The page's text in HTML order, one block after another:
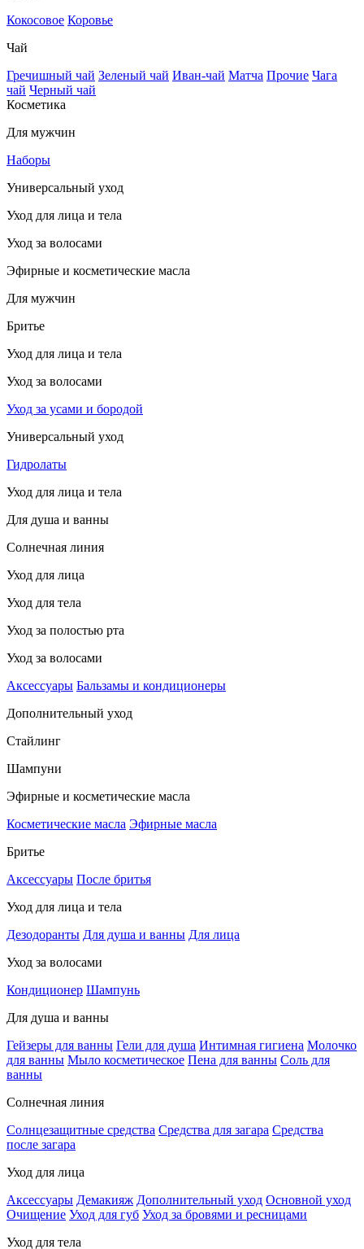
Кокосовое Коровье
Чай
Гречишный чай Зеленый чай Иван-чай Матча Прочие Чага
чай Черный чай
Косметика
Для мужчин
Наборы
Универсальный уход
Уход для лица и тела
Уход за волосами
Эфирные и косметические масла
Для мужчин
Бритье
Уход для лица и тела
Уход за волосами
Уход за усами и бородой
Универсальный уход
Гидролаты
Уход для лица и тела
Для душа и ванны
Солнечная линия
Уход для лица
Уход для тела
Уход за полостью рта
Уход за волосами
Аксессуары Бальзамы и кондиционеры
Дополнительный уход
Стайлинг
Шампуни
Эфирные и косметические масла
Косметические масла Эфирные масла
Бритье
Аксессуары После бритья
Уход для лица и тела
Дезодоранты Для душа и ванны Для лица
Уход за волосами
Кондиционер Шампунь
Для душа и ванны
Гейзеры для ванны Гели для душа Интимная гигиена Молочко
для ванны Мыло косметическое Пена для ванны Соль для
ванны
Солнечная линия
Солнцезащитные средства Средства для загара Средства
после загара
Уход для лица
Аксессуары Демакияж Дополнительный уход Основной уход
Очищение Уход для губ Уход за бровями и ресницами
Уход для тела